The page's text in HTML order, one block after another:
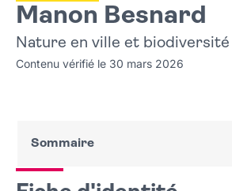
Manon Besnard
Nature en ville et biodiversité
Contenu vérifié le 30 mars 2026
Sommaire